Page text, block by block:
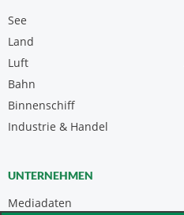
See
Land
Luft
Bahn
Binnenschiff
Industrie & Handel
UNTERNEHMEN
Mediadaten